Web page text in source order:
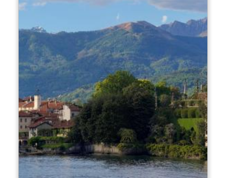
Alles is verrijkt met stucversieringen met als
thema water: schelpen, nimfen,
zeemeerminnen, dolfijnen, vissen en
schildpadden. De vloeren zijn bedekt met
witrode en zwarte rivierkiezels, waarmee de
heraldische tekens van de familie Borromeo
zijn getekend. Dit is hoe Vitaliano VI
Borromeo het wilde, die in de 17e eeuw de
bouw van het paleis voltooide dat was
begonnen door zijn vader Karel III: hij wilde
wedijveren met wat te zien was in de
Gonzaga paleizen in Mantua.
Palazzo Borromeo wordt gekenmerkt door
een T-vormige plattegrond en domineert het